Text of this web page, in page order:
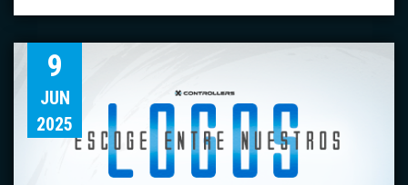
9
JUN
2025